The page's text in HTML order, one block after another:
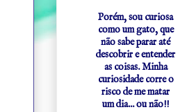
Porém, sou curiosa
como um gato, que
não sabe parar até
descobrir e entender
as coisas. Minha
curiosidade corre o
risco de me matar
um dia... ou não!!